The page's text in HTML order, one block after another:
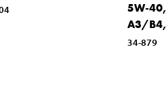
5W-
A3/
34-879